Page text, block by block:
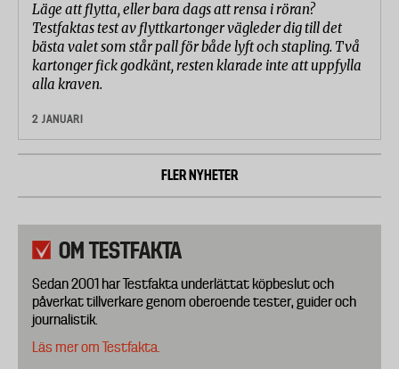
Läge att flytta, eller bara dags att rensa i röran?
Testfaktas test av flyttkartonger vägleder dig till det
bästa valet som står pall för både lyft och stapling. Två
kartonger fick godkänt, resten klarade inte att uppfylla
alla kraven.
2 JANUARI
FLER NYHETER
OM TESTFAKTA
Sedan 2001 har Testfakta underlättat köpbeslut och
påverkat tillverkare genom oberoende tester, guider och
journalistik.
Läs mer om Testfakta.